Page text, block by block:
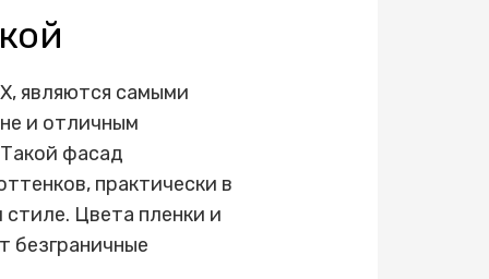
являются самыми
и отличным
фасад
практически в
Цвета пленки и
безграничные